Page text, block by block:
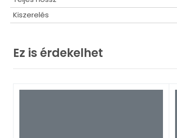
Kiszerelés
Ez is érdekelhet